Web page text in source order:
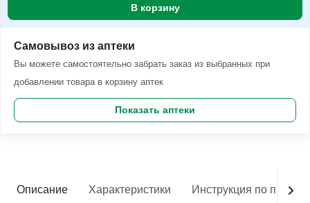
В корзину
Самовывоз из аптеки
Вы можете самостоятельно забрать заказ из выбранных при
добавлении товара в корзину аптек
Показать аптеки
Описание Характеристики Инструкция по